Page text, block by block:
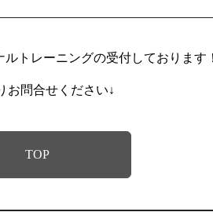
ルトレーニングの受付しております
お問合せください↓
TOP